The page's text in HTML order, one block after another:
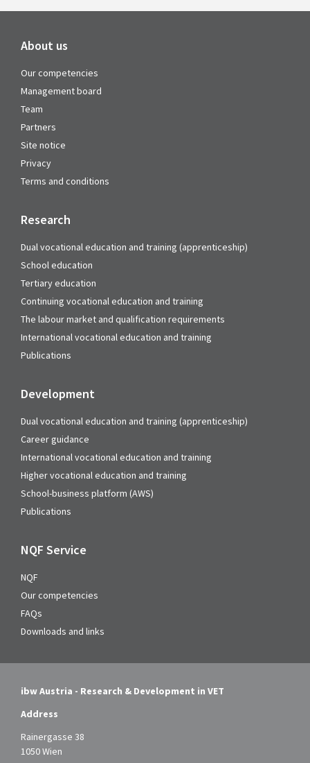
About us
Our competencies
Management board
Team
Partners
Site notice
Privacy
Terms and conditions
Research
Dual vocational education and training (apprenticeship)
School education
Tertiary education
Continuing vocational education and training
The labour market and qualification requirements
International vocational education and training
Publications
Development
Dual vocational education and training (apprenticeship)
Career guidance
International vocational education and training
Higher vocational education and training
School-business platform (AWS)
Publications
NQF Service
NQF
Our competencies
FAQs
Downloads and links
ibw Austria - Research & Development in VET
Address
Rainergasse 38
1050 Wien